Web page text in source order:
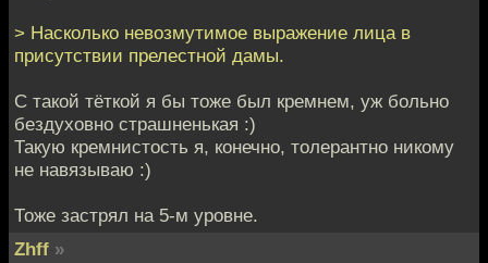
> Насколько невозмутимое выражение лица в
присутствии прелестной дамы.
С такой тёткой я бы тоже был кремнем, уж больно
бездуховно страшненькая :)
Такую кремнистость я, конечно, толерантно никому
не навязываю :)
Тоже застрял на 5-м уровне.
Zhff »